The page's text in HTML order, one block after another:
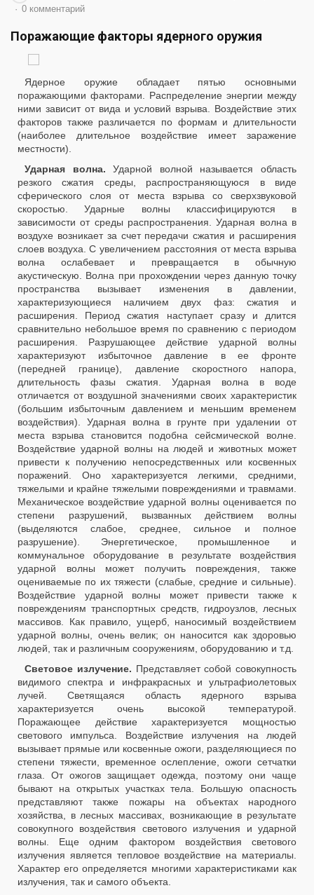
0 комментарий
Поражающие факторы ядерного оружия
Ядерное оружие обладает пятью основными
поражающими факторами. Распределение энергии между
ними зависит от вида и условий взрыва. Воздействие этих
факторов также различается по формам и длительности
(наиболее длительное воздействие имеет заражение
местности).
Ударная волна. Ударной волной называется область
резкого сжатия среды, распространяющуюся в виде
сферического слоя от места взрыва со сверхзвуковой
скоростью. Ударные волны классифицируются в
зависимости от среды распространения. Ударная волна в
воздухе возникает за счет передачи сжатия и расширения
слоев воздуха. С увеличением расстояния от места взрыва
волна ослабевает и превращается в обычную
акустическую. Волна при прохождении через данную точку
пространства вызывает изменения в давлении,
характеризующиеся наличием двух фаз: сжатия и
расширения. Период сжатия наступает сразу и длится
сравнительно небольшое время по сравнению с периодом
расширения. Разрушающее действие ударной волны
характеризуют избыточное давление в ее фронте
(передней границе), давление скоростного напора,
длительность фазы сжатия. Ударная волна в воде
отличается от воздушной значениями своих характеристик
(большим избыточным давлением и меньшим временем
воздействия). Ударная волна в грунте при удалении от
места взрыва становится подобна сейсмической волне.
Воздействие ударной волны на людей и животных может
привести к получению непосредственных или косвенных
поражений. Оно характеризуется легкими, средними,
тяжелыми и крайне тяжелыми повреждениями и травмами.
Механическое воздействие ударной волны оценивается по
степени разрушений, вызванных действием волны
(выделяются слабое, среднее, сильное и полное
разрушение). Энергетическое, промышленное и
коммунальное оборудование в результате воздействия
ударной волны может получить повреждения, также
оцениваемые по их тяжести (слабые, средние и сильные).
Воздействие ударной волны может привести также к
повреждениям транспортных средств, гидроузлов, лесных
массивов. Как правило, ущерб, наносимый воздействием
ударной волны, очень велик; он наносится как здоровью
людей, так и различным сооружениям, оборудованию и т.д.
Световое излучение. Представляет собой совокупность
видимого спектра и инфракрасных и ультрафиолетовых
лучей. Светящаяся область ядерного взрыва
характеризуется очень высокой температурой.
Поражающее действие характеризуется мощностью
светового импульса. Воздействие излучения на людей
вызывает прямые или косвенные ожоги, разделяющиеся по
степени тяжести, временное ослепление, ожоги сетчатки
глаза. От ожогов защищает одежда, поэтому они чаще
бывают на открытых участках тела. Большую опасность
представляют также пожары на объектах народного
хозяйства, в лесных массивах, возникающие в результате
совокупного воздействия светового излучения и ударной
волны. Еще одним фактором воздействия светового
излучения является тепловое воздействие на материалы.
Характер его определяется многими характеристиками как
излучения, так и самого объекта.